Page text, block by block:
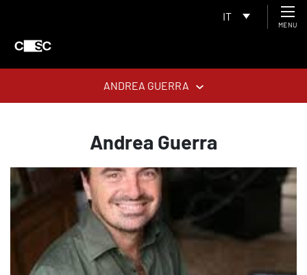
IT
MENU
ANDREA GUERRA
Andrea Guerra